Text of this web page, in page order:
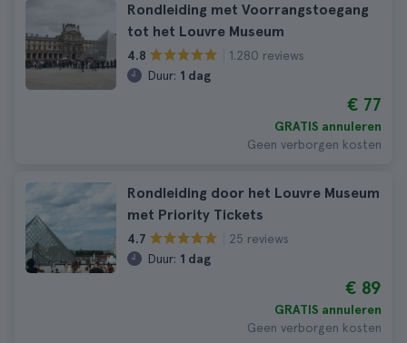
Rondleiding met Voorrangstoegang
tot het Louvre Museum
4.8
1.280 reviews
Duur: 1 dag
€ 77
GRATIS annuleren
Geen verborgen kosten
Rondleiding door het Louvre Museum
met Priority Tickets
4.7
25 reviews
Duur: 1 dag
€ 89
GRATIS annuleren
Geen verborgen kosten